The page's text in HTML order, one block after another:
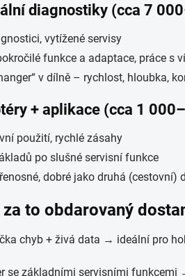
diagnostiky (cca 7
vytížené servisy
funkce a adaptace, práce s
v dílně – rychlost, hloubka,
+ aplikace (cca 1
použití, rychlé zásahy
po slušné servisní funkce
dobré jako druhá (cestovní)
to obdarovaný
chyb + živá data → ideální pro
se základními servisními funkcemi